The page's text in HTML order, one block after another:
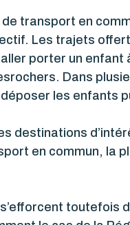
transport en
Les trajets
porter un enfant
Dans
les enfants
destinations
en commun, la
toutefois